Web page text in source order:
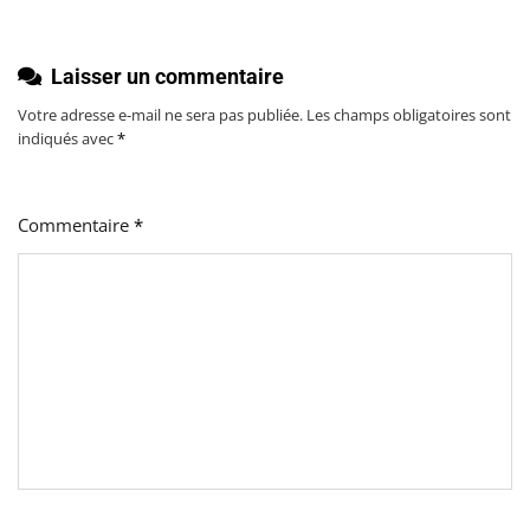
Laisser un commentaire
Votre adresse e-mail ne sera pas publiée. Les champs obligatoires sont
indiqués avec*
Commentaire *